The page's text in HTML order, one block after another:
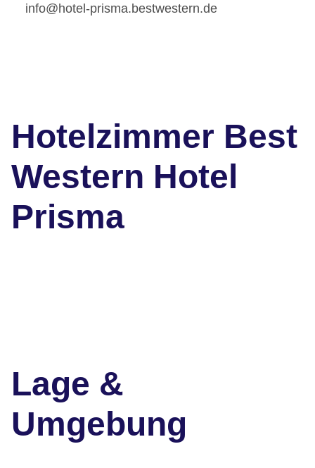
info@hotel-prisma.bestwestern.de
Hotelzimmer Best
Western Hotel
Prisma
Lage &
Umgebung